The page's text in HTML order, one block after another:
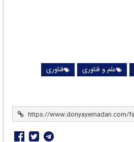
علم و فناوری
فناوری